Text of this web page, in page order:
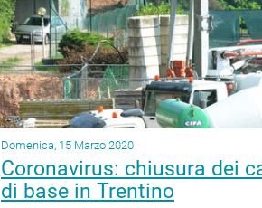
Domenica, 15 Marzo 2020
Coronavirus: chiusura dei
di base in Trentino